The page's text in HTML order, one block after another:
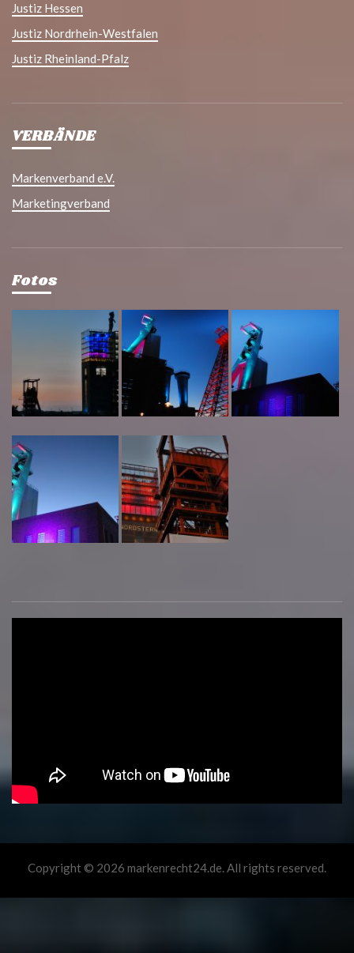
Justiz Hessen
Justiz Nordrhein-Westfalen
Justiz Rheinland-Pfalz
VERBÄNDE
Markenverband e.V.
Marketingverband
Fotos
Copyright © 2026 markenrecht24.de. All rights reserved.